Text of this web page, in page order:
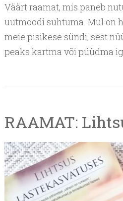
Väärt raamat, mis paneb
uutmoodi suhtuma. Mul on
meie pisikese sündi, sest
peaks kartma või püüdma
RAAMAT: